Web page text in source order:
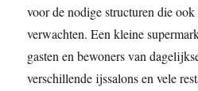
voor de nodige structuren die ook
verwachten. Een kleine
gasten en bewoners van
verschillende ijssalons en vele